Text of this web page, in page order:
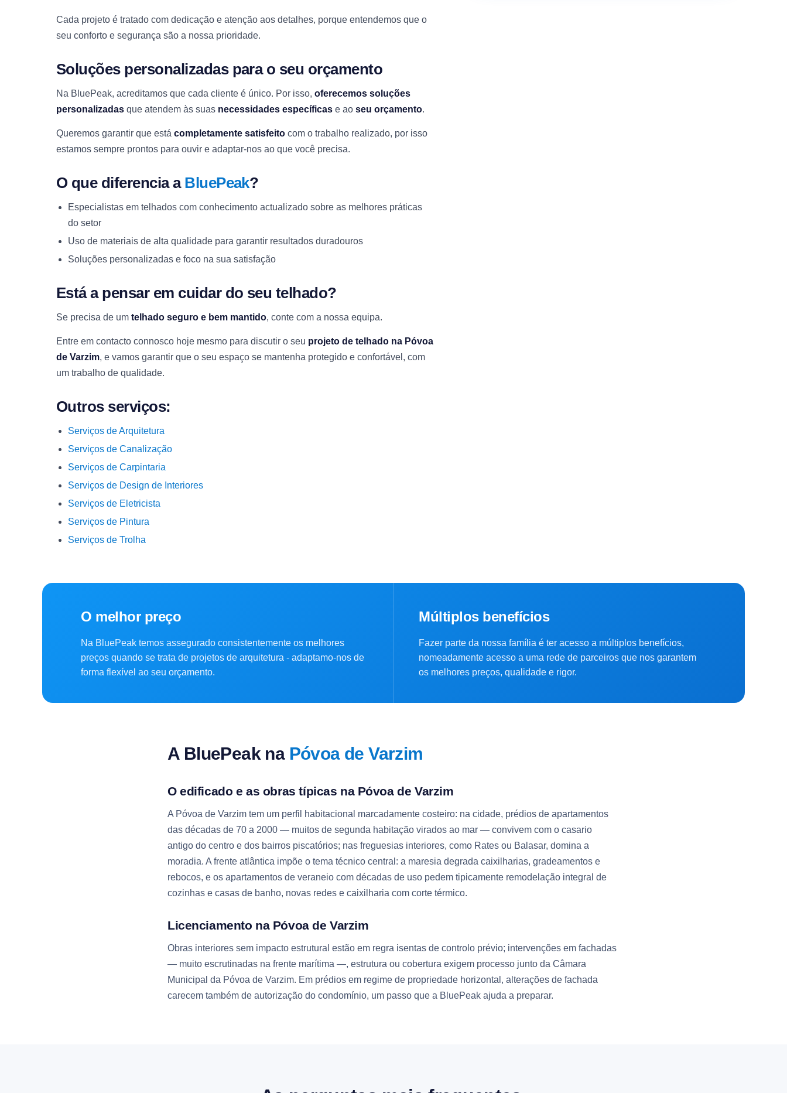
Cada projeto é tratado com dedicação e atenção aos detalhes, porque entendemos que o
seu conforto e segurança são a nossa prioridade.
Soluções personalizadas para o seu orçamento
Na BluePeak, acreditamos que cada cliente é único. Por isso, oferecemos soluções
personalizadas que atendem às suas necessidades específicas e ao seu orçamento.
Queremos garantir que está completamente satisfeito com o trabalho realizado, por isso
estamos sempre prontos para ouvir e adaptar-nos ao que você precisa.
O que diferencia a BluePeak?
Especialistas em telhados com conhecimento actualizado sobre as melhores práticas
do setor
Uso de materiais de alta qualidade para garantir resultados duradouros
Soluções personalizadas e foco na sua satisfação
Está a pensar em cuidar do seu telhado?
Se precisa de um telhado seguro e bem mantido, conte com a nossa equipa.
Entre em contacto connosco hoje mesmo para discutir o seu projeto de telhado na Póvoa
de Varzim, e vamos garantir que o seu espaço se mantenha protegido e confortável, com
um trabalho de qualidade.
Outros serviços:
Serviços de Arquitetura
Serviços de Canalização
Serviços de Carpintaria
Serviços de Design de Interiores
Serviços de Eletricista
Serviços de Pintura
Serviços de Trolha
O melhor preço
Na BluePeak temos assegurado consistentemente os melhores
preços quando se trata de projetos de arquitetura - adaptamo-nos de
forma flexível ao seu orçamento.
Múltiplos benefícios
Fazer parte da nossa família é ter acesso a múltiplos benefícios,
nomeadamente acesso a uma rede de parceiros que nos garantem
os melhores preços, qualidade e rigor.
A BluePeak na Póvoa de Varzim
O edificado e as obras típicas na Póvoa de Varzim
A Póvoa de Varzim tem um perfil habitacional marcadamente costeiro: na cidade, prédios de apartamentos
das décadas de 70 a 2000 — muitos de segunda habitação virados ao mar — convivem com o casario
antigo do centro e dos bairros piscatórios; nas freguesias interiores, como Rates ou Balasar, domina a
moradia. A frente atlântica impõe o tema técnico central: a maresia degrada caixilharias, gradeamentos e
rebocos, e os apartamentos de veraneio com décadas de uso pedem tipicamente remodelação integral de
cozinhas e casas de banho, novas redes e caixilharia com corte térmico.
Licenciamento na Póvoa de Varzim
Obras interiores sem impacto estrutural estão em regra isentas de controlo prévio; intervenções em fachadas
— muito escrutinadas na frente marítima —, estrutura ou cobertura exigem processo junto da Câmara
Municipal da Póvoa de Varzim. Em prédios em regime de propriedade horizontal, alterações de fachada
carecem também de autorização do condomínio, um passo que a BluePeak ajuda a preparar.